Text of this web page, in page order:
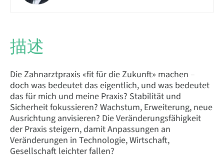
描述
Die Zahnarztpraxis «fit für die Zukunft» machen –
doch was bedeutet das eigentlich, und was bedeutet
das für mich und meine Praxis? Stabilität und
Sicherheit fokussieren? Wachstum, Erweiterung, neue
Ausrichtung anvisieren? Die Veränderungsfähigkeit
der Praxis steigern, damit Anpassungen an
Veränderungen in Technologie, Wirtschaft,
Gesellschaft leichter fallen?